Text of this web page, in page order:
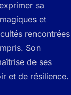
sa
et
rencontrées
Son
de ses
et de résilience.